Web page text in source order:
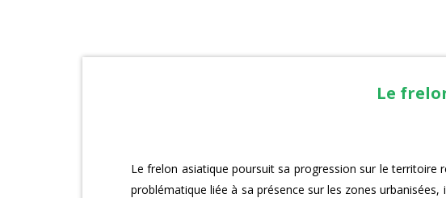
Le
Le frelon asiatique poursuit sa progression sur le territoire
problématique liée à sa présence sur les zones urbanisées,